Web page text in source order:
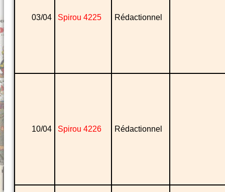
03/04 Spirou 4225 Rédactionnel
10/04 Spirou 4226 Rédactionnel